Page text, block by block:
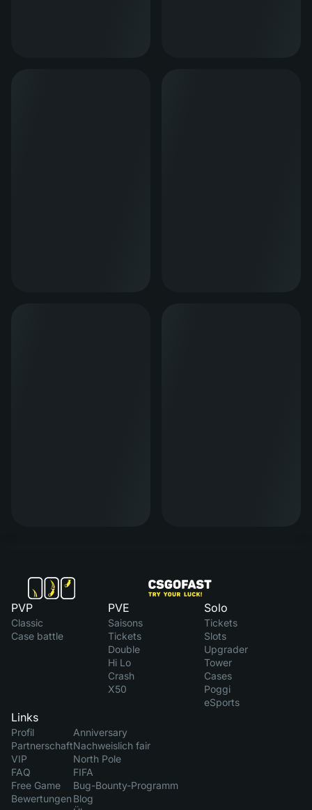
PVP
Classic
Case battle
PVE
Saisons
Tickets
Double
Hi Lo
Crash
X50
Solo
Tickets
Slots
Upgrader
Tower
Cases
Poggi
eSports
Links
Profil
Partnerschaft
VIP
FAQ
Free Game
Bewertungen
Anniversary
Nachweislich fair
North Pole
FIFA
Bug-Bounty-Programm
Blog